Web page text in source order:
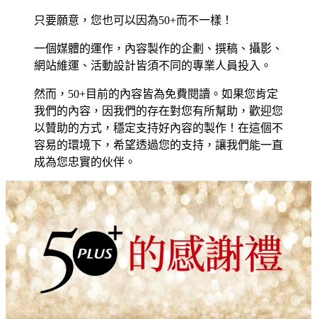
只要願意，您也可以因為50+而不一樣！
一個媒體的運作，內容製作的企劃、撰稿、攝影、
網站維運、活動設計皆須不同的專業人員投入。
然而，50+目前的內容皆為免費閱讀。如果您肯定
我們的內容，因我們的存在對您有所幫助，歡迎您
以贊助的方式，穩定支持好內容的製作！在這個不
容易的環境下，希望透過您的支持，讓我們能一直
成為您忠實的伙伴。